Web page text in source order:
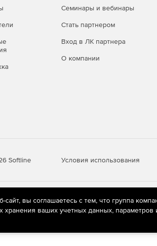
Семинары и вебинары
Стать партнером
Вход в ЛК партнера
О компании
Softline Условия использования
технологии(информационные
пользователей сети «Интернет»,
вы соглашаетесь с тем, что группа
хранения ваших учетных данных, параметров